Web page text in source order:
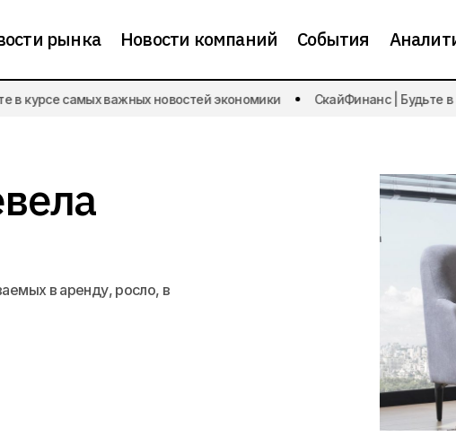
рынка Новости компаний События
Аналитика Новости рынка В апреле подешевела аренда
самых важных новостей экономики СкайФинанс | Будьте в
в аренду, росло, в